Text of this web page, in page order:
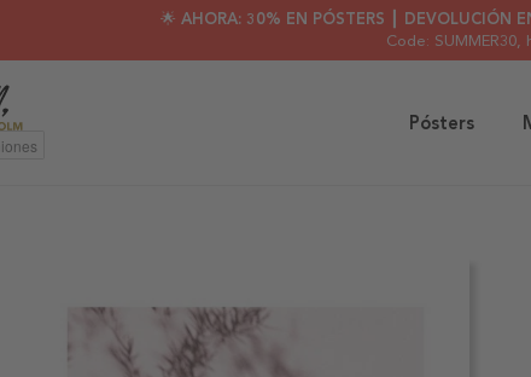
🌟 AHORA: 30% EN PÓSTERS ┃ DEVOLUCIÓN
Code: SUMMER30,
Pósters